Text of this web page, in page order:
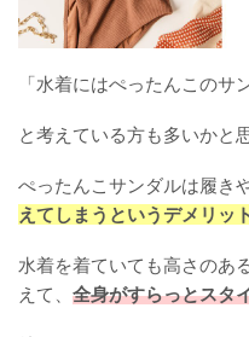
「水着にはぺったんこのサ
と考えている方も多いかと
ぺったんこサンダルは履き
えてしまうというデメリット
水着を着ていても高さのあ
えて、 全身がすらっとスタ